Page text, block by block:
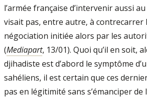
l’armée française d’intervenir aussi
visait pas, entre autre, à contrecarrer
négociation initiée alors par les
(Mediapart, 13/01). Quoi qu’il en soit,
djihadiste est d’abord le symptôme
sahéliens, il est certain que ces
pas en légitimité sans s’émanciper de